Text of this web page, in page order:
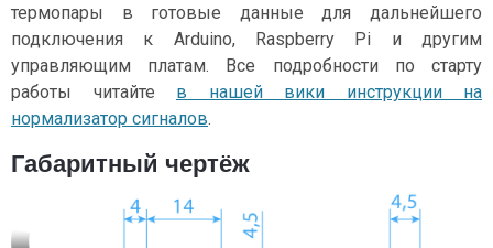
термопары в готовые данные для дальнейшего
подключения к Arduino, Raspberry Pi и другим
управляющим платам. Все подробности по старту
работы читайте в нашей вики инструкции на
нормализатор сигналов.
Габаритный чертёж